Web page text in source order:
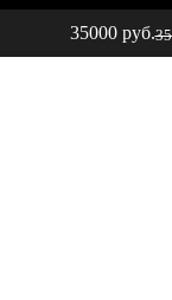
35000 руб.